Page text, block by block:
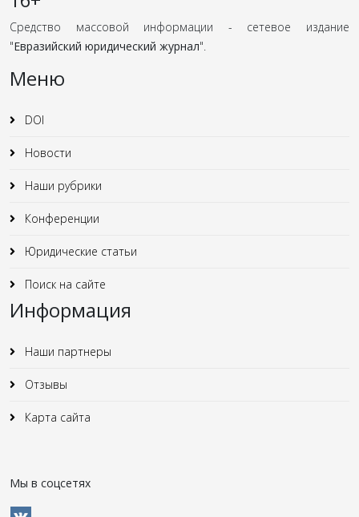
Средство массовой информации - сетевое издание
"Евразийский юридический журнал".
Меню
DOI
Новости
Наши рубрики
Конференции
Юридические статьи
Поиск на сайте
Информация
Наши партнеры
Отзывы
Карта сайта
Мы в соцсетях